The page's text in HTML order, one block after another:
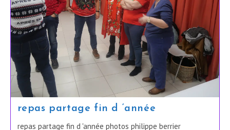
repas partage fin d ‘année
repas partage fin d 'année photos philippe berrier